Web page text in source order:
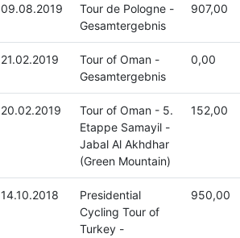
09.08.2019
Tour de Pologne -
Gesamtergebnis
907,00
21.02.2019
Tour of Oman -
Gesamtergebnis
0,00
20.02.2019
Tour of Oman - 5.
Etappe Samayil -
Jabal Al Akhdhar
(Green Mountain)
152,00
14.10.2018
Presidential
Cycling Tour of
Turkey -
950,00